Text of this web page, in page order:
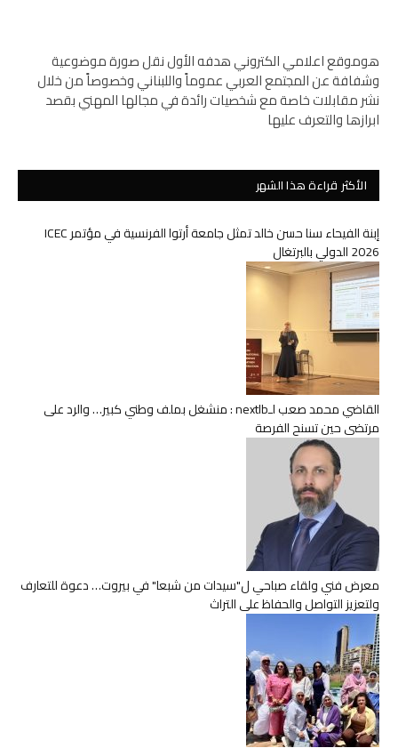
هوموقع اعلامي الكتروني هدفه الأول نقل صورة موضوعية
وشفافة عن المجتمع العربي عموماً واللبناني وخصوصاً من خلال
نشر مقابلات خاصة مع شخصيات رائدة في مجالها المهني بقصد
ابرازها والتعرف عليها
الأكثر قراءة هذا الشهر
إبنة الفيحاء سنا حسن خالد تمثل جامعة أرتوا الفرنسية في مؤتمر ICEC
2026 الدولي بالبرتغال
القاضي محمد صعب لـnextlb : منشغل بملف وطني كبير… والرد على
مرتضى حين تسنح الفرصة
معرض فني ولقاء صباحي ل"سيدات من شبعا" في بيروت… دعوة للتعارف
ولتعزيز التواصل والحفاظ على التراث